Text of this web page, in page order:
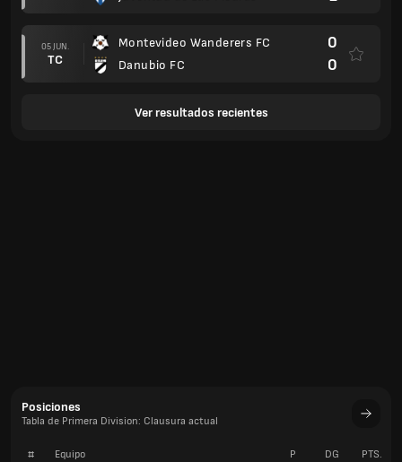
05 JUN.
TC
Montevideo Wanderers FC
Danubio FC
0
0
Ver resultados recientes
Posiciones
Tabla de Primera Division: Clausura actual
# Equipo P DG PTS.